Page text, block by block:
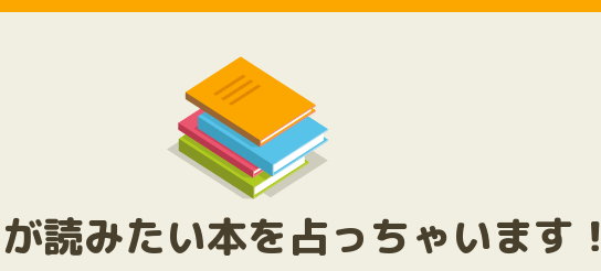
読みたい本を占っちゃいます！